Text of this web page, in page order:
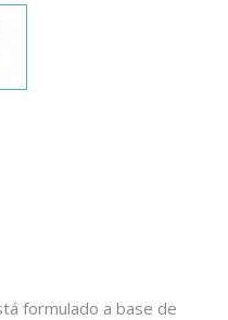
formulado a base de